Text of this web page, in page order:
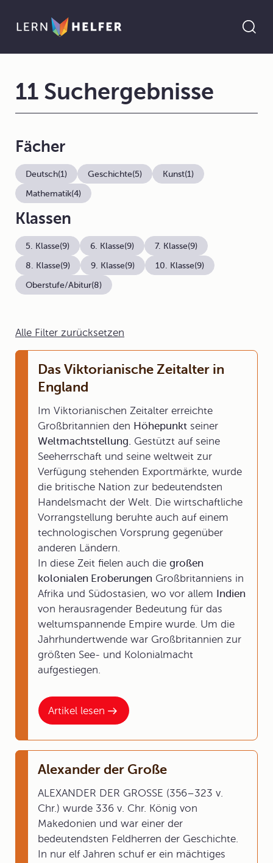
Alle Filter zurücksetzen
Artikel lesen
Das Viktorianische Zeitalter in
England
Im Viktorianischen Zeitalter erreichte
Großbritannien den Höhepunkt seiner
Weltmachtstellung. Gestützt auf seine
Seeherrschaft und seine weltweit zur
Verfügung stehenden Exportmärkte, wurde
die britische Nation zur bedeutendsten
Handelsmacht der Welt. Die wirtschaftliche
Vorrangstellung beruhte auch auf einem
technologischen Vorsprung gegenüber
anderen Ländern.
In diese Zeit fielen auch die großen
kolonialen Eroberungen Großbritanniens in
Afrika und Südostasien, wo vor allem Indien
von herausragender Bedeutung für das
weltumspannende Empire wurde. Um die
Jahrhundertwende war Großbritannien zur
größten See- und Kolonialmacht
aufgestiegen.
Alexander der Große
ALEXANDER DER GROSSE (356–323 v.
Chr.) wurde 336 v. Chr. König von
Makedonien und war einer der
bedeutendsten Feldherren der Geschichte.
In nur elf Jahren schuf er ein mächtiges
11 Suchergebnisse
Fächer
Deutsch(1) Geschichte(5) Kunst(1)
Mathematik(4)
Klassen
5. Klasse(9) 6. Klasse(9) 7. Klasse(9)
8. Klasse(9) 9. Klasse(9) 10. Klasse(9)
Oberstufe/Abitur(8)